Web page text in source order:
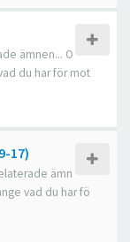
ämnen... O
du har för mot
17)
ämn
vad du har fö